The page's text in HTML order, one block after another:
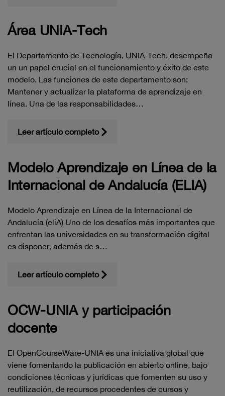
Área UNIA-Tech
El Departamento de Tecnología, UNIA-Tech, desempeña
un un papel crucial en el funcionamiento y éxito de este
modelo. Las funciones de este departamento son:
Mantener y actualizar la plataforma de aprendizaje en
línea. Una de las responsabilidades…
Leer artículo completo
Modelo Aprendizaje en Línea de la
Internacional de Andalucía (ELIA)
Modelo Aprendizaje en Línea de la Internacional de
Andalucía (eliA) Uno de los desafíos más importantes que
enfrentan las universidades en su transformación digital
es disponer, además de s…
Leer artículo completo
OCW-UNIA y participación
docente
El OpenCourseWare-UNIA es una iniciativa global que
viene fomentando la publicación en abierto online, bajo
condiciones técnicas y jurídicas que fomenten su uso y
reutilización, de recursos procedentes de cursos y